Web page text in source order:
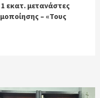
εκατ. μετανάστες
– «Τους